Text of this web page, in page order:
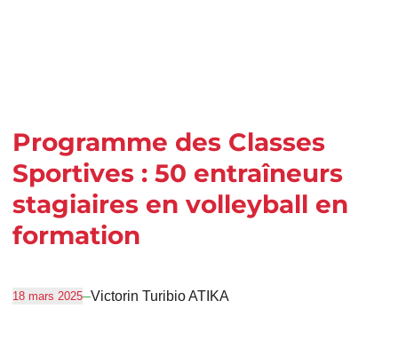
Programme des Classes
Sportives : 50 entraîneurs
stagiaires en volleyball en
formation
18 mars 2025–Victorin Turibio ATIKA